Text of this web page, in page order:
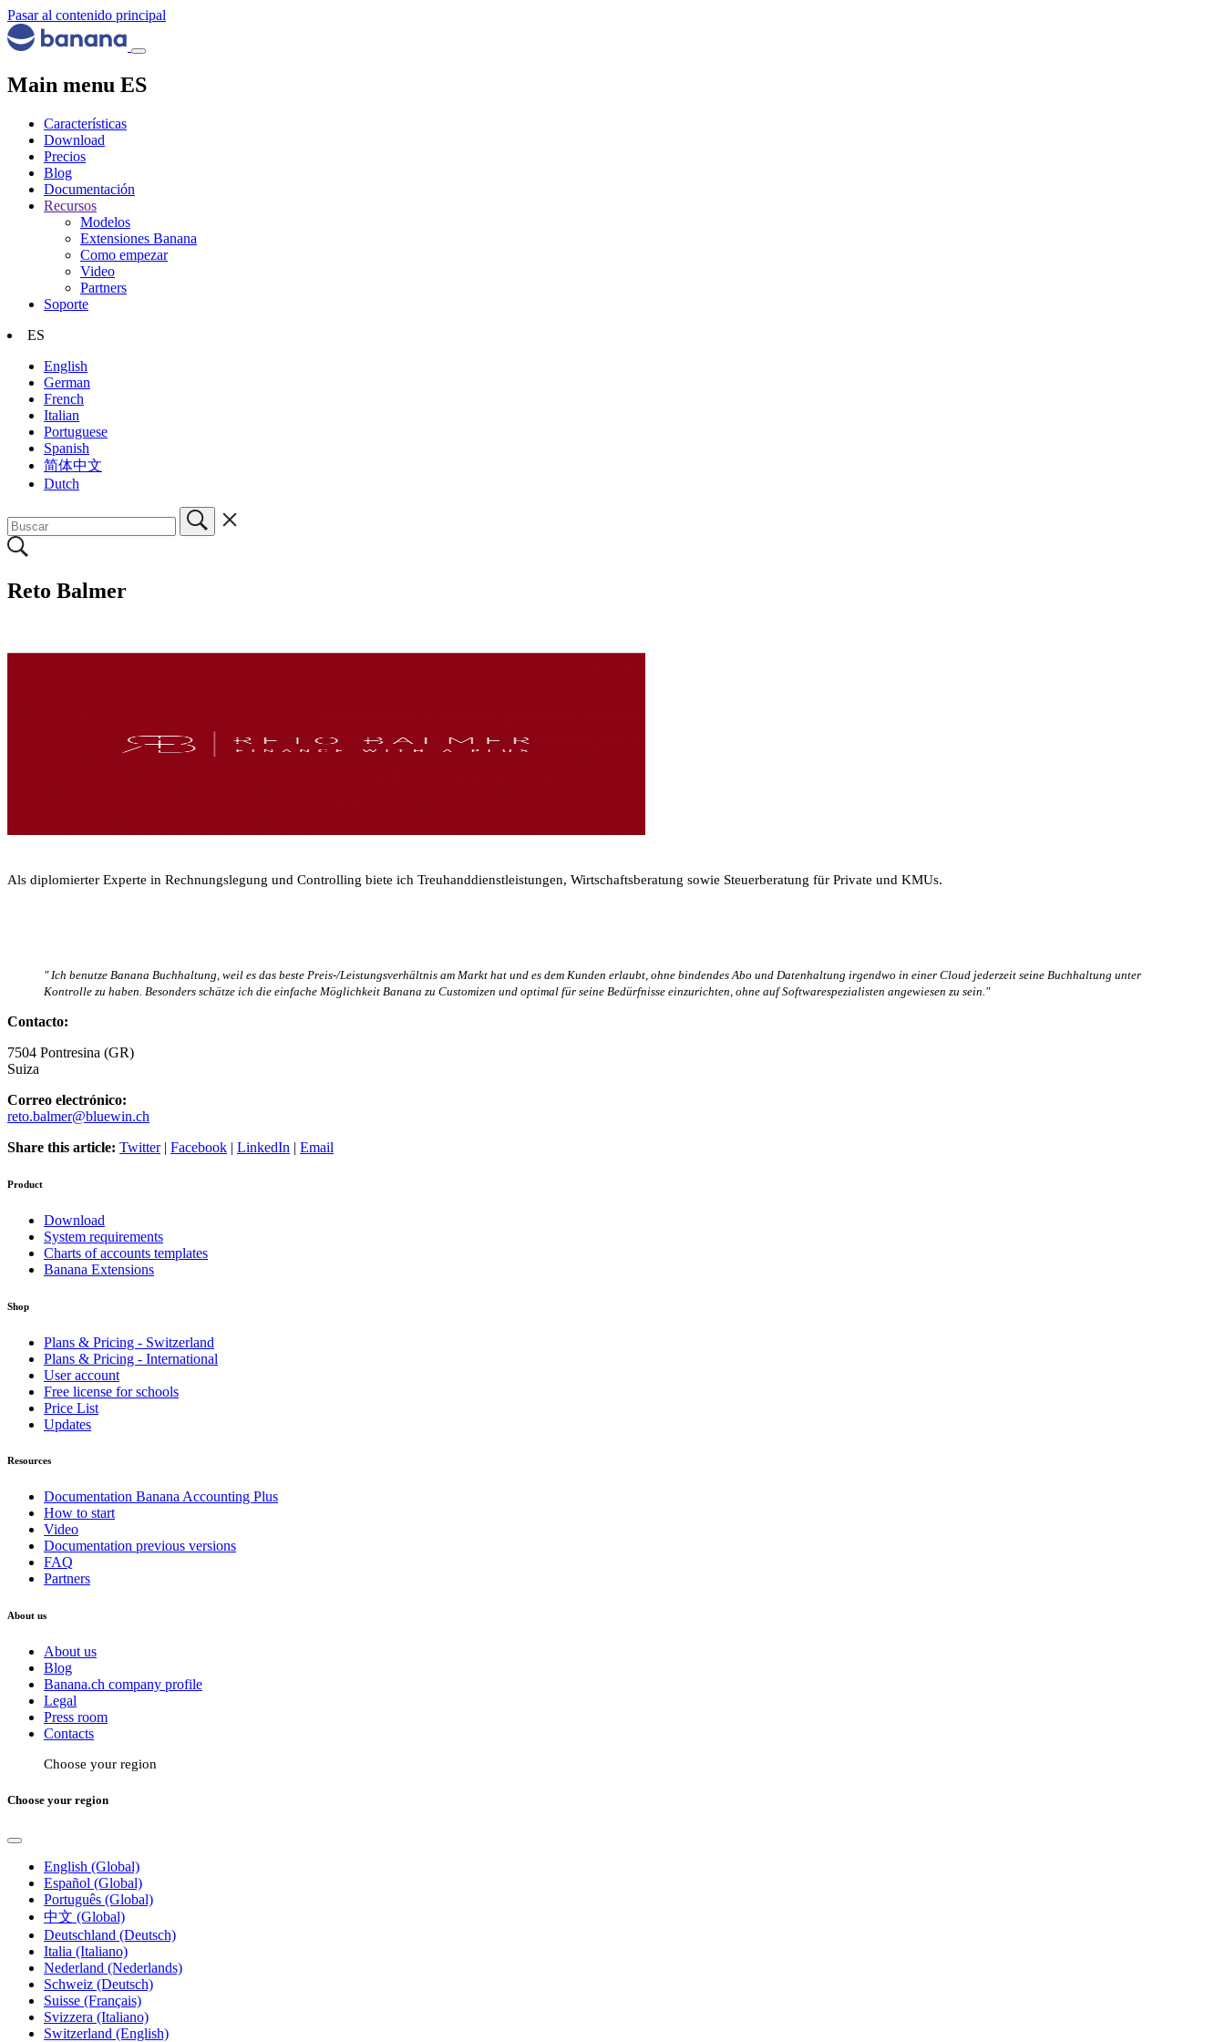
Pasar al contenido principal
Main menu ES
Características
Download
Precios
Blog
Documentación
Recursos
Modelos
Extensiones Banana
Como empezar
Video
Partners
Soporte
ES
English
German
French
Italian
Portuguese
Spanish
简体中文
Dutch
Reto Balmer
Als diplomierter Experte in Rechnungslegung und Controlling biete ich Treuhanddienstleistungen, Wirtschaftsberatung sowie Steuerberatung für Private und KMUs.
" Ich benutze Banana Buchhaltung, weil es das beste Preis-/Leistungsverhältnis am Markt hat und es dem Kunden erlaubt, ohne bindendes Abo und Datenhaltung irgendwo in einer Cloud jederzeit seine Buchhaltung unter
Kontrolle zu haben. Besonders schätze ich die einfache Möglichkeit Banana zu Customizen und optimal für seine Bedürfnisse einzurichten, ohne auf Softwarespezialisten angewiesen zu sein."
Contacto:
7504 Pontresina (GR)
Suiza
Correo electrónico:
reto.balmer@bluewin.ch
Share this article: Twitter| Facebook | LinkedIn | Email
Product
Download
System requirements
Charts of accounts templates
Banana Extensions
Shop
Plans & Pricing - Switzerland
Plans & Pricing - International
User account
Free license for schools
Price List
Updates
Resources
Documentation Banana Accounting Plus
How to start
Video
Documentation previous versions
FAQ
Partners
About us
About us
Blog
Banana.ch company profile
Legal
Press room
Contacts
Choose your region
Choose your region
English (Global)
Español (Global)
Português (Global)
中文 (Global)
Deutschland (Deutsch)
Italia (Italiano)
Nederland (Nederlands)
Schweiz (Deutsch)
Suisse (Français)
Svizzera (Italiano)
Switzerland (English)